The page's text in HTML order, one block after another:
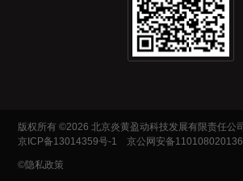
版权所有 ©2026 北京炎黄盈动科技发展有限责任公
京ICP备13014359号-1
京公网安备
©隐私政策